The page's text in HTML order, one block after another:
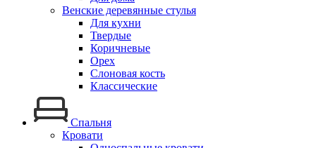
Венские деревянные стулья
Для кухни
Твердые
Коричневые
Орех
Слоновая кость
Классические
Спальня
Кровати